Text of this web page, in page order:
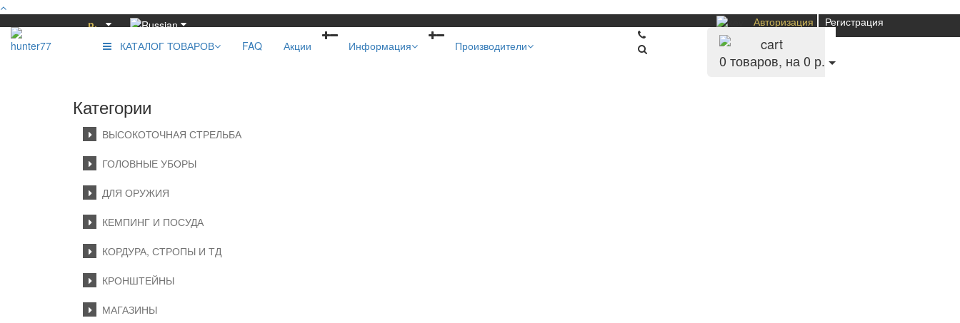
р. Авторизация
Регистрация
КАТАЛОГ ТОВАРОВ
FAQ Акции Информация Производители
0 товаров, на 0 р.
Категории
ВЫСОКОТОЧНАЯ СТРЕЛЬБА
ГОЛОВНЫЕ УБОРЫ
ДЛЯ ОРУЖИЯ
КЕМПИНГ И ПОСУДА
КОРДУРА, СТРОПЫ И ТД
КРОНШТЕЙНЫ
МАГАЗИНЫ